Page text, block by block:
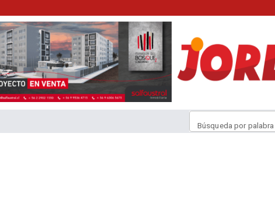
Búsqueda por palabra